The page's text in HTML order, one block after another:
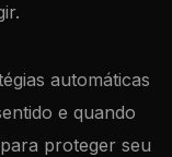
automáticas
e quando
proteger seu